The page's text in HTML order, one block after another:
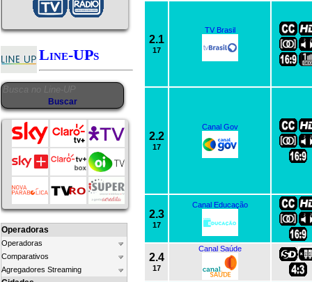
Line-UPs
Operadoras
Operadoras
Comparativos
Agregadores Streaming
2.1
17
TV Brasil
2.2
17
Canal Gov
2.3
17
Canal Educação
2.4
17
Canal Saúde